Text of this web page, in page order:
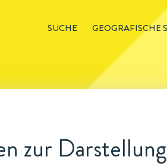
SUCHE GEOGRAFISCHE
zur